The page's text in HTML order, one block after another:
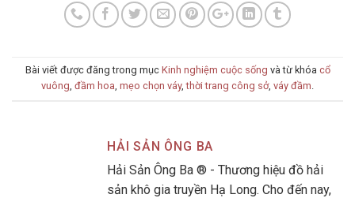
Bài viết được đăng trong mục Kinh nghiệm cuộc sống và từ khóa cổ
vuông, đầm hoa, mẹo chọn váy,thời trang công sở, váy đầm.
HẢI SẢN ÔNG BA
Hải Sản Ông Ba ® - Thương hiệu đồ hải
sản khô gia truyền Hạ Long. Cho đến nay,